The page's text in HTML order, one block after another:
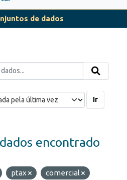
de dados
Ir
encontrado
ptax
comercial